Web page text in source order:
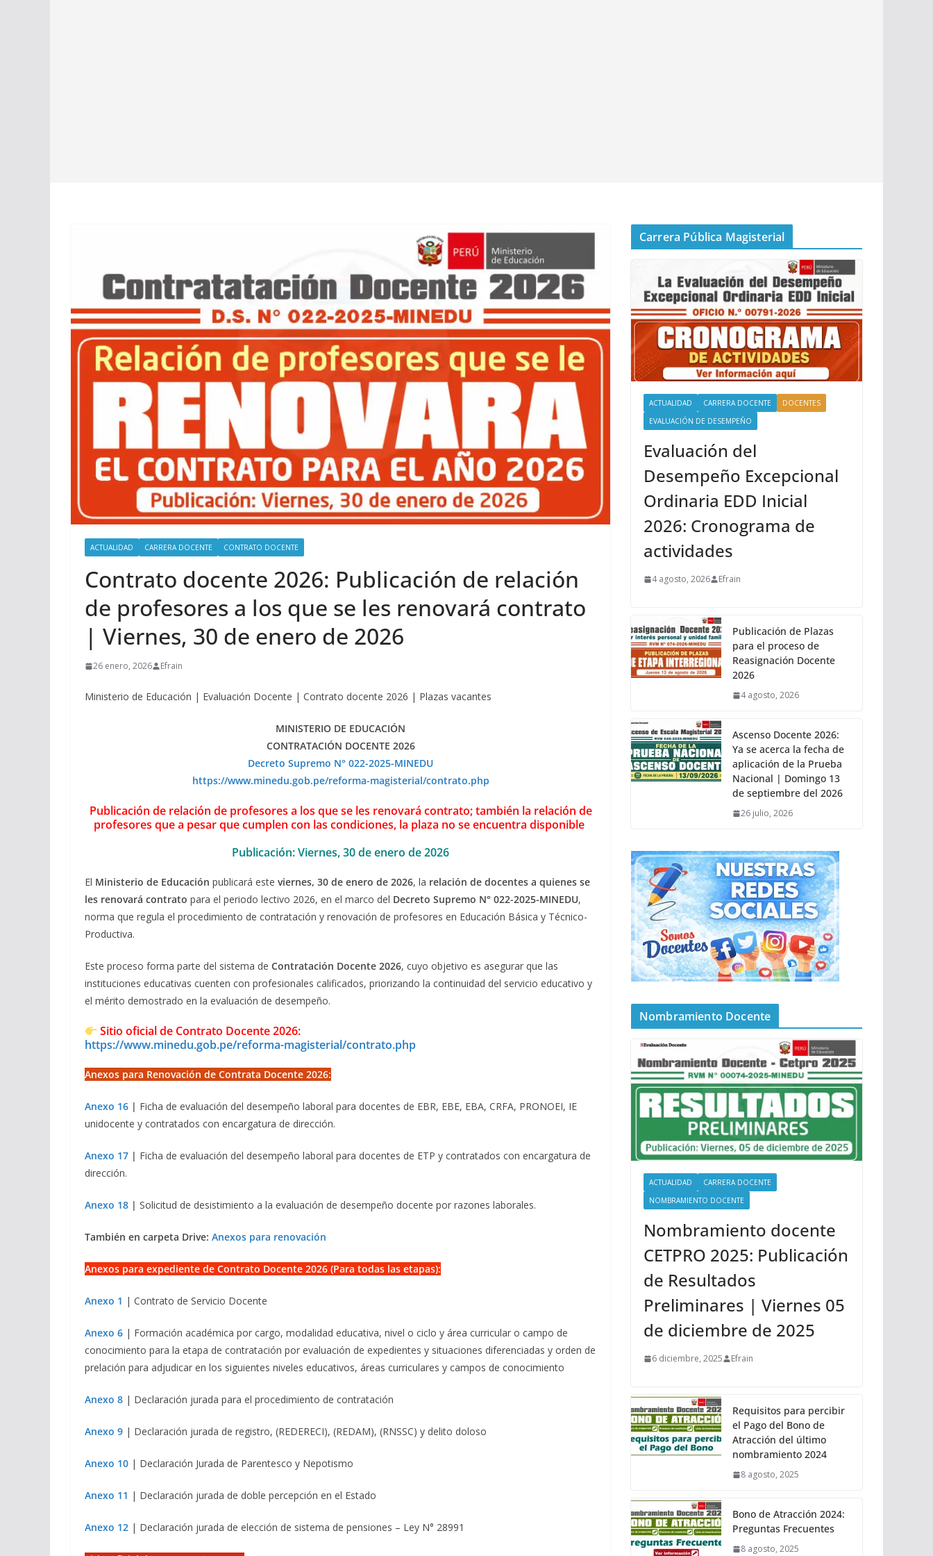
ACTUALIDAD CARRERA DOCENTE CONTRATO DOCENTE
Contrato docente 2026: Publicación de relación
de profesores a los que se les renovará contrato
| Viernes, 30 de enero de 2026
26 enero, 2026 Efrain
Ministerio de Educación | Evaluación Docente | Contrato docente 2026 | Plazas vacantes
MINISTERIO DE EDUCACIÓN
CONTRATACIÓN DOCENTE 2026
Decreto Supremo N° 022-2025-MINEDU
https://www.minedu.gob.pe/reforma-magisterial/contrato.php
Publicación de relación de profesores a los que se les renovará contrato; también la relación de
profesores que a pesar que cumplen con las condiciones, la plaza no se encuentra disponible
Publicación: Viernes, 30 de enero de 2026
El Ministerio de Educación publicará este viernes, 30 de enero de 2026, la relación de docentes a quienes se
les renovará contrato para el periodo lectivo 2026, en el marco del Decreto Supremo N° 022-2025-MINEDU,
norma que regula el procedimiento de contratación y renovación de profesores en Educación Básica y Técnico-
Productiva.
Este proceso forma parte del sistema de Contratación Docente 2026, cuyo objetivo es asegurar que las
instituciones educativas cuenten con profesionales calificados, priorizando la continuidad del servicio educativo y
el mérito demostrado en la evaluación de desempeño.
Sitio oficial de Contrato Docente 2026:
https://www.minedu.gob.pe/reforma-magisterial/contrato.php
Anexos para Renovación de Contrata Docente 2026:
Anexo 16 | Ficha de evaluación del desempeño laboral para docentes de EBR, EBE, EBA, CRFA, PRONOEI, IE
unidocente y contratados con encargatura de dirección.
Anexo 17 | Ficha de evaluación del desempeño laboral para docentes de ETP y contratados con encargatura de
dirección.
Anexo 18 | Solicitud de desistimiento a la evaluación de desempeño docente por razones laborales.
También en carpeta Drive: Anexos para renovación
Anexos para expediente de Contrato Docente 2026 (Para todas las etapas):
Anexo 1 | Contrato de Servicio Docente
Anexo 6 | Formación académica por cargo, modalidad educativa, nivel o ciclo y área curricular o campo de
conocimiento para la etapa de contratación por evaluación de expedientes y situaciones diferenciadas y orden de
prelación para adjudicar en los siguientes niveles educativos, áreas curriculares y campos de conocimiento
Anexo 8 | Declaración jurada para el procedimiento de contratación
Anexo 9 | Declaración jurada de registro, (REDERECI), (REDAM), (RNSSC) y delito doloso
Anexo 10 | Declaración Jurada de Parentesco y Nepotismo
Anexo 11 | Declaración jurada de doble percepción en el Estado
Anexo 12 | Declaración jurada de elección de sistema de pensiones – Ley N° 28991
Carrera Pública Magisterial
ACTUALIDAD CARRERA DOCENTE
DOCENTES
EVALUACIÓN DE DESEMPEÑO
Evaluación del
Desempeño Excepcional
Ordinaria EDD Inicial
2026: Cronograma de
actividades
4 agosto, 2026 Efrain
Publicación de Plazas
para el proceso de
Reasignación Docente
2026
4 agosto, 2026
Ascenso Docente 2026:
Ya se acerca la fecha de
aplicación de la Prueba
Nacional | Domingo 13
de septiembre del 2026
26 julio, 2026
Nombramiento Docente
ACTUALIDAD
CARRERA DOCENTE
NOMBRAMIENTO DOCENTE
Nombramiento docente
CETPRO 2025: Publicación
de Resultados
Preliminares | Viernes 05
de diciembre de 2025
6 diciembre, 2025 Efrain
Requisitos para percibir
el Pago del Bono de
Atracción del último
nombramiento 2024
8 agosto, 2025
Bono de Atracción 2024:
Preguntas Frecuentes
8 agosto, 2025